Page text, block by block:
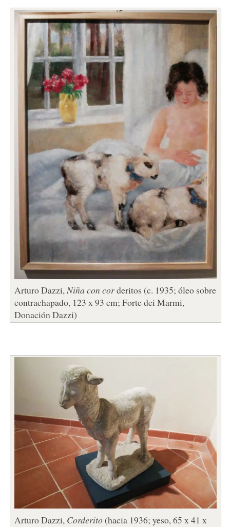
Arturo Dazzi, Niña con corderitos (c. 1935; óleo sobre
contrachapado, 123 x 93 cm; Forte dei Marmi,
Donación Dazzi)
Arturo Dazzi, Corderito(hacia 1936; yeso, 65 x 41 x